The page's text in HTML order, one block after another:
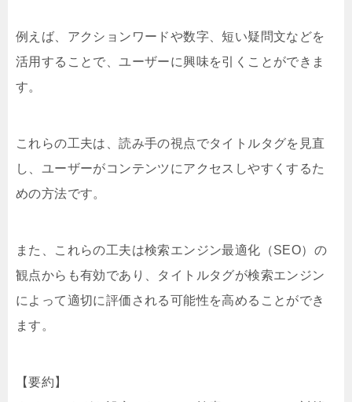
例えば、アクションワードや数字、短い疑問文などを
活用することで、ユーザーに興味を引くことができま
す。
これらの工夫は、読み手の視点でタイトルタグを見直
し、ユーザーがコンテンツにアクセスしやすくするた
めの方法です。
また、これらの工夫は検索エンジン最適化（SEO）の
観点からも有効であり、タイトルタグが検索エンジン
によって適切に評価される可能性を高めることができ
ます。
【要約】